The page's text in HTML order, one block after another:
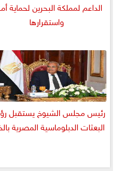
الداعم لمملكة البحرين لحماية
واستقرارها
رئيس مجلس الشيوخ يستقبل
البعثات الدبلوماسية المصرية